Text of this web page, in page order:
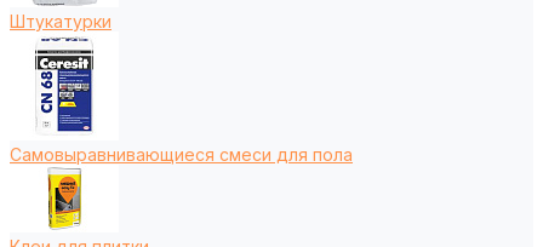
Штукатурки
Самовыравнивающиеся смеси для пола